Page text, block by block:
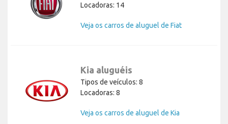
Locadoras: 14
Veja os carros de aluguel de Fiat
Kia aluguéis
Tipos de veículos: 8
Locadoras: 8
Veja os carros de aluguel de Kia